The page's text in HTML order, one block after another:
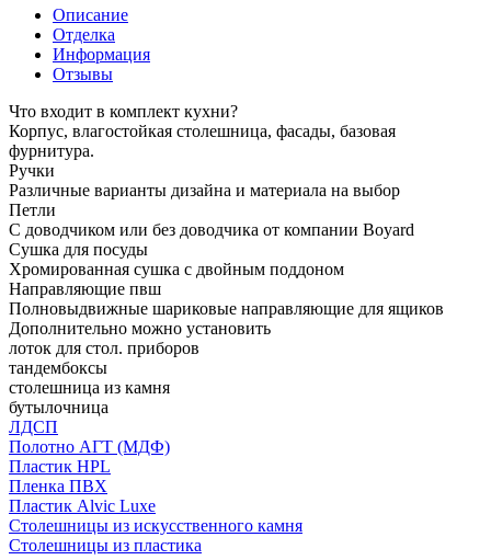
Описание
Отделка
Информация
Отзывы
Что входит в комплект кухни?
Корпус, влагостойкая столешница, фасады, базовая
фурнитура.
Ручки
Различные варианты дизайна и материала на выбор
Петли
С доводчиком или без доводчика от компании Boyard
Сушка для посуды
Хромированная сушка с двойным поддоном
Направляющие пвш
Полновыдвижные шариковые направляющие для ящиков
Дополнительно можно установить
лоток для стол. приборов
тандембоксы
столешница из камня
бутылочница
ЛДСП
Полотно АГТ (МДФ)
Пластик HPL
Пленка ПВХ
Пластик Alvic Luxe
Столешницы из искусственного камня
Столешницы из пластика